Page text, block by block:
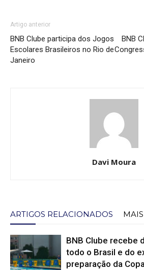
Artigo anterior
BNB Clube participa dos Jogos
Escolares Brasileiros no Rio de
Janeiro
BNB
Davi Moura
ARTIGOS RELACIONADOS
BNB Clube recebe
todo o Brasil e do
preparação da